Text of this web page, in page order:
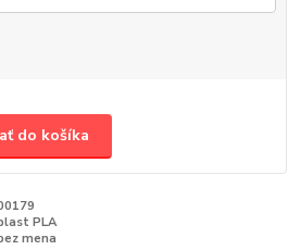
do košíka
PLA
mena